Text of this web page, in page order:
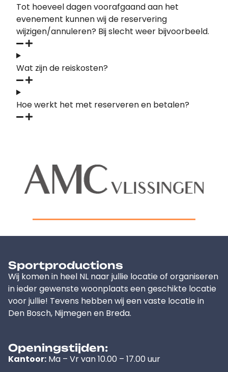
Tot hoeveel dagen voorafgaand aan het
evenement kunnen wij de reservering
wijzigen/annuleren? Bij slecht weer bijvoorbeeld.
Wat zijn de reiskosten?
Hoe werkt het met reserveren en betalen?
Sportproductions
Wij komen in heel NL naar jullie locatie of organiseren
in ieder gewenste woonplaats een geschikte locatie
voor jullie! Tevens hebben wij een vaste locatie in
Den Bosch, Nijmegen en Breda.
Openingstijden:
Kantoor: Ma – Vr van 10.00 – 17.00 uur